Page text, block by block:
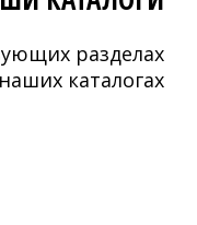
разделах
каталогах